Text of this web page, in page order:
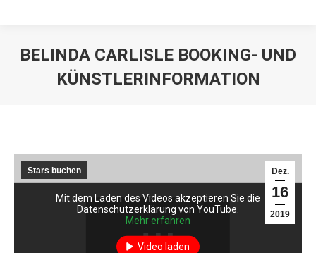
BELINDA CARLISLE BOOKING- UND
KÜNSTLERINFORMATION
Dez.
16
2019
Stars buchen
Mit dem Laden des Videos akzeptieren Sie die
Datenschutzerklärung von YouTube.
Mehr erfahren
Video laden